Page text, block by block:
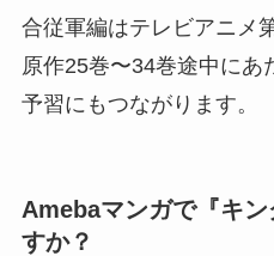
合従軍編はテレビアニメ
原作25巻〜34巻途中にあ
予習にもつながります。
Amebaマンガで『キ
すか？